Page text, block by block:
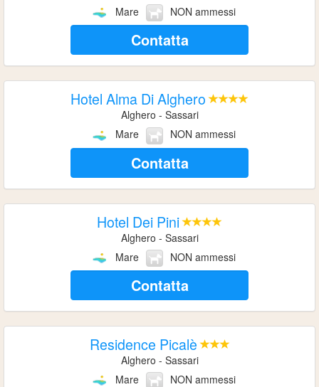
Mare
NON ammessi
Contatta
Hotel Alma Di Alghero
Alghero - Sassari
Mare
NON ammessi
Contatta
Hotel Dei Pini
Alghero - Sassari
Mare
NON ammessi
Contatta
Residence Picalè
Alghero - Sassari
Mare
NON ammessi